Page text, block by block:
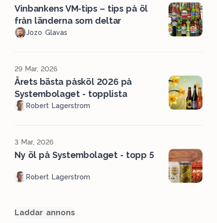
Vinbankens VM-tips – tips på öl
från länderna som deltar
Jozo Glavas
29 Mar, 2026
Årets bästa påsköl 2026 på
Systembolaget - topplista
Robert Lagerstrom
3 Mar, 2026
Ny öl på Systembolaget - topp 5
Robert Lagerstrom
Laddar annons